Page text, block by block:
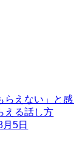
らえない」と
える話し方
5日